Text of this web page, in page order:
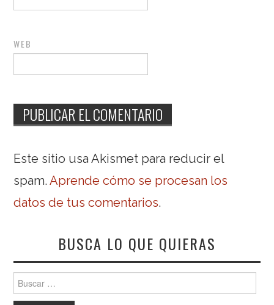
WEB
Este sitio usa Akismet para reducir el
spam.Aprende cómo se procesan los
datos de tus comentarios.
BUSCA LO QUE QUIERAS
Buscar: